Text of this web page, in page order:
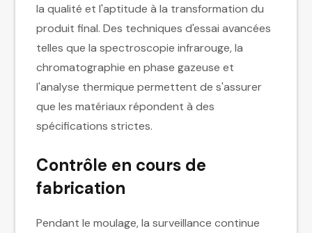
la qualité et l'aptitude à la transformation du
produit final. Des techniques d'essai avancées
telles que la spectroscopie infrarouge, la
chromatographie en phase gazeuse et
l'analyse thermique permettent de s'assurer
que les matériaux répondent à des
spécifications strictes.
Contrôle en cours de
fabrication
Pendant le moulage, la surveillance continue